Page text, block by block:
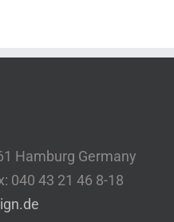
Hamburg Germany
040 43 21 46 8-18